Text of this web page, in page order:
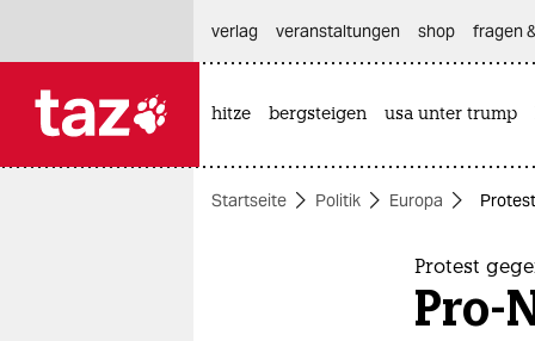
themen
verlag
veranstaltungen shop fragen
hitze bergsteigen usa unter trump
Startseite Politik Europa
Protest
Pro-